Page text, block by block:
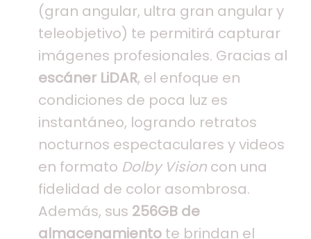
(gran angular, ultra gran angular y
teleobjetivo) te permitirá capturar
imágenes profesionales. Gracias al
escáner LiDAR, el enfoque en
condiciones de poca luz es
instantáneo, logrando retratos
nocturnos espectaculares y videos
en formato Dolby Vision con una
fidelidad de color asombrosa.
Además, sus 256GB de
almacenamiento te brindan el